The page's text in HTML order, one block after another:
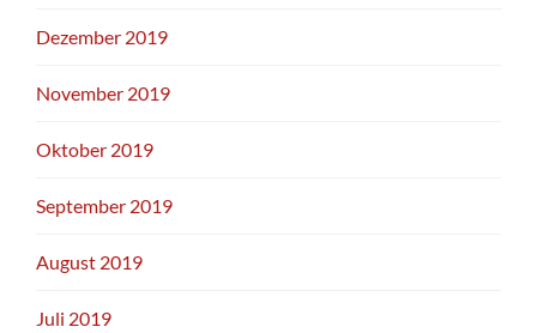
Dezember 2019
November 2019
Oktober 2019
September 2019
August 2019
Juli 2019